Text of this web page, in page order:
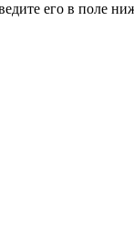
его в поле